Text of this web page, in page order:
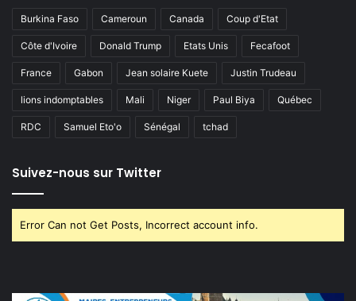
Burkina Faso Cameroun Canada Coup d'Etat
Côte d'Ivoire Donald Trump Etats Unis Fecafoot
France Gabon Jean solaire Kuete Justin Trudeau
lions indomptables Mali Niger Paul Biya Québec
RDC Samuel Eto'o Sénégal tchad
Suivez-nous sur Twitter
Error Can not Get Posts, Incorrect account info.